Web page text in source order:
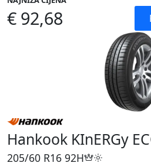
€ 92,68
Hankook KInERGy
205/60 R16 92H